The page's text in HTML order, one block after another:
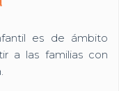
es de ámbito
a las familias con